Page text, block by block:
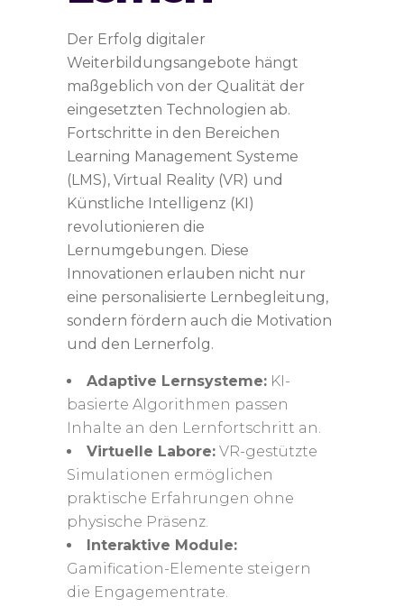
Der Erfolg digitaler
Weiterbildungsangebote hängt
maßgeblich von der Qualität der
eingesetzten Technologien ab.
Fortschritte in den Bereichen
Learning Management Systeme
(LMS), Virtual Reality (VR) und
Künstliche Intelligenz (KI)
revolutionieren die
Lernumgebungen. Diese
Innovationen erlauben nicht nur
eine personalisierte Lernbegleitung,
sondern fördern auch die Motivation
und den Lernerfolg.
Adaptive Lernsysteme: KI-
basierte Algorithmen passen
Inhalte an den Lernfortschritt an.
Virtuelle Labore: VR-gestützte
Simulationen ermöglichen
praktische Erfahrungen ohne
physische Präsenz.
Interaktive Module:
Gamification-Elemente steigern
die Engagementrate.